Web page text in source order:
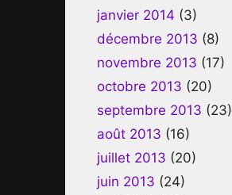
janvier 2014 (3)
décembre 2013 (8)
novembre 2013 (17)
octobre 2013 (20)
septembre 2013 (23)
août 2013 (16)
juillet 2013 (20)
juin 2013 (24)